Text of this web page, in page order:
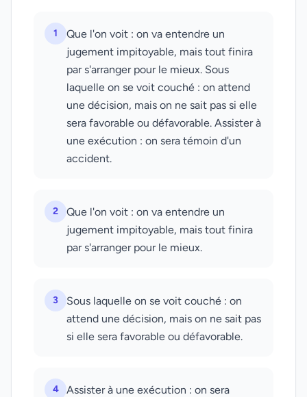
1
Que l'on voit : on va entendre un
jugement impitoyable, mais tout finira
par s'arranger pour le mieux. Sous
laquelle on se voit couché : on attend
une décision, mais on ne sait pas si elle
sera favorable ou défavorable. Assister à
une exécution : on sera témoin d'un
accident.
2
Que l'on voit : on va entendre un
jugement impitoyable, mais tout finira
par s'arranger pour le mieux.
3
Sous laquelle on se voit couché : on
attend une décision, mais on ne sait pas
si elle sera favorable ou défavorable.
4
Assister à une exécution : on sera